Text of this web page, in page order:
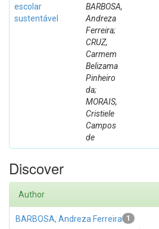
escolar
sustentável
BARBOSA,
Andreza
Ferreira;
CRUZ,
Carmem
Belizama
Pinheiro
da;
MORAIS,
Cristiele
Campos
de
Discover
Author
1
BARBOSA, Andreza Ferreira